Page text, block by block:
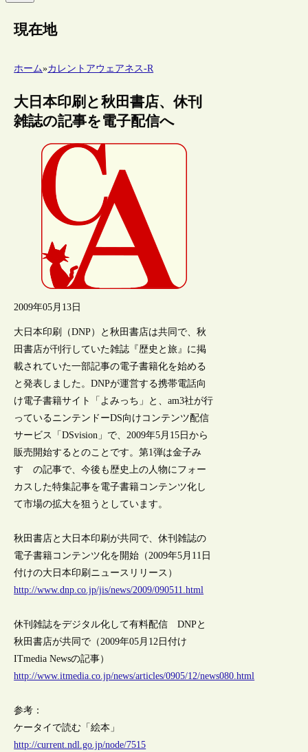
現在地
ホーム»カレントアウェアネス-R
大日本印刷と秋田書店、休刊
雑誌の記事を電子配信へ
2009年05月13日
大日本印刷（DNP）と秋田書店は共同で、秋
田書店が刊行していた雑誌『歴史と旅』に掲
載されていた一部記事の電子書籍化を始める
と発表しました。DNPが運営する携帯電話向
け電子書籍サイト「よみっち」と、am3社が行
っているニンテンドーDS向けコンテンツ配信
サービス「DSvision」で、2009年5月15日から
販売開始するとのことです。第1弾は金子み
すゞの記事で、今後も歴史上の人物にフォー
カスした特集記事を電子書籍コンテンツ化し
て市場の拡大を狙うとしています。
秋田書店と大日本印刷が共同で、休刊雑誌の
電子書籍コンテンツ化を開始（2009年5月11日
付けの大日本印刷ニュースリリース）
http://www.dnp.co.jp/jis/news/2009/090511.html
休刊雑誌をデジタル化して有料配信 DNPと
秋田書店が共同で（2009年05月12日付け
ITmedia Newsの記事）
http://www.itmedia.co.jp/news/articles/0905/12/news080.html
参考：
ケータイで読む「絵本」
http://current.ndl.go.jp/node/7515